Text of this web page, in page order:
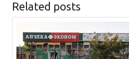
Related posts